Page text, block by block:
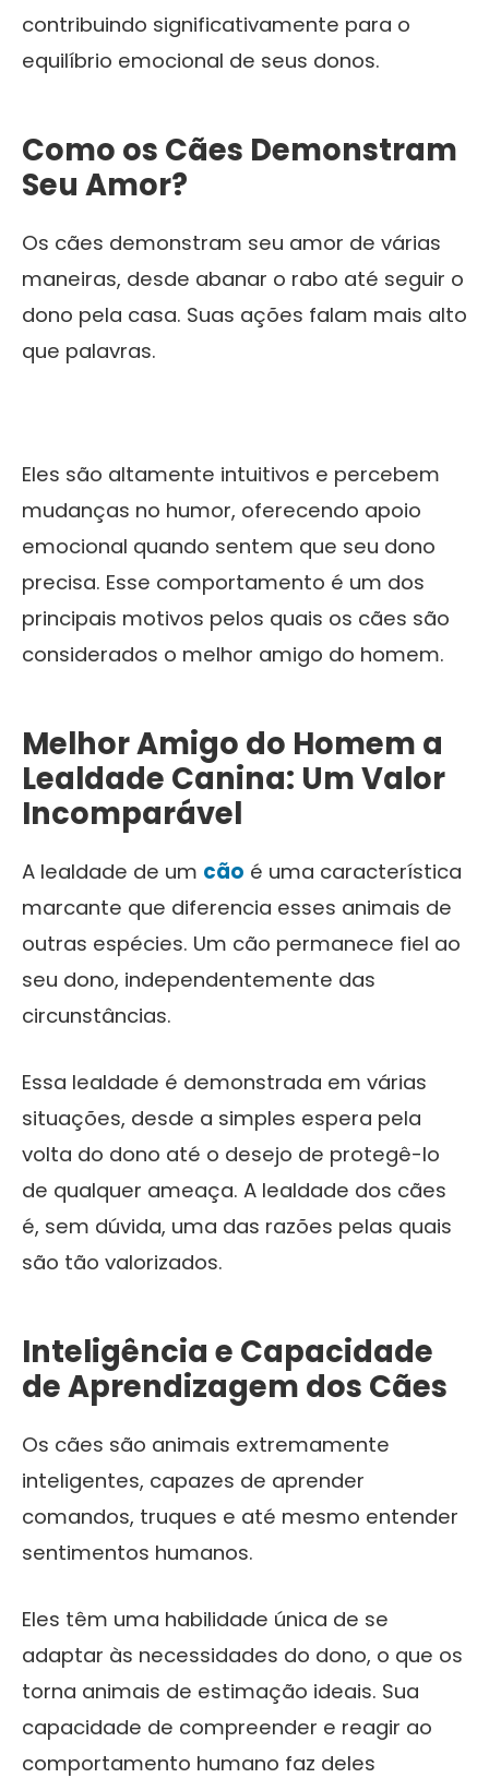
contribuindo significativamente para o
equilíbrio emocional de seus donos.
Como os Cães Demonstram
Seu Amor?
Os cães demonstram seu amor de várias
maneiras, desde abanar o rabo até seguir o
dono pela casa. Suas ações falam mais alto
que palavras.
Eles são altamente intuitivos e percebem
mudanças no humor, oferecendo apoio
emocional quando sentem que seu dono
precisa. Esse comportamento é um dos
principais motivos pelos quais os cães são
considerados o melhor amigo do homem.
Melhor Amigo do Homem a
Lealdade Canina: Um Valor
Incomparável
A lealdade de um cão é uma característica
marcante que diferencia esses animais de
outras espécies. Um cão permanece fiel ao
seu dono, independentemente das
circunstâncias.
Essa lealdade é demonstrada em várias
situações, desde a simples espera pela
volta do dono até o desejo de protegê-lo
de qualquer ameaça. A lealdade dos cães
é, sem dúvida, uma das razões pelas quais
são tão valorizados.
Inteligência e Capacidade
de Aprendizagem dos Cães
Os cães são animais extremamente
inteligentes, capazes de aprender
comandos, truques e até mesmo entender
sentimentos humanos.
Eles têm uma habilidade única de se
adaptar às necessidades do dono, o que os
torna animais de estimação ideais. Sua
capacidade de compreender e reagir ao
comportamento humano faz deles